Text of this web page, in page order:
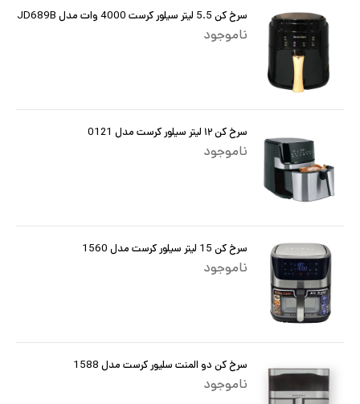
سرخ کن 5.5 لیتر سیلور کرست 4000 وات مدل JD689B
ناموجود
سرخ کن ۱۲ لیتر سیلور کرست مدل 0121
ناموجود
سرخ کن 15 لیتر سیلور کرست مدل 1560
ناموجود
سرخ کن دو المنت سلیور کرست مدل 1588
ناموجود